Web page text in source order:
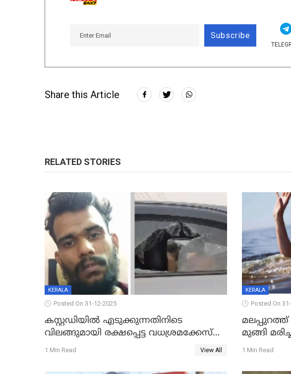
Subscribe
Share this Article
RELATED STORIES
KERALA
Posted On 31-12-2025
കസ്റ്റഡിയിൽ എടുക്കുന്നതിനിടെ
വിലങ്ങുമായി രക്ഷപ്പെട്ട വധശ്രമക്കേസ്
പ്രതി പിടിയിൽ
1 Min Read View All
KERALA
Posted On
മുങ്ങി
1 Min Read